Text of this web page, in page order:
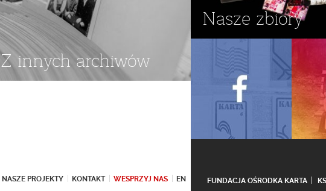
Z innych archiwów
Nasze zbiory
NASZE PROJEKTY KONTAKT WESPRZYJ NAS EN FUNDACJA OŚRODKA KARTA